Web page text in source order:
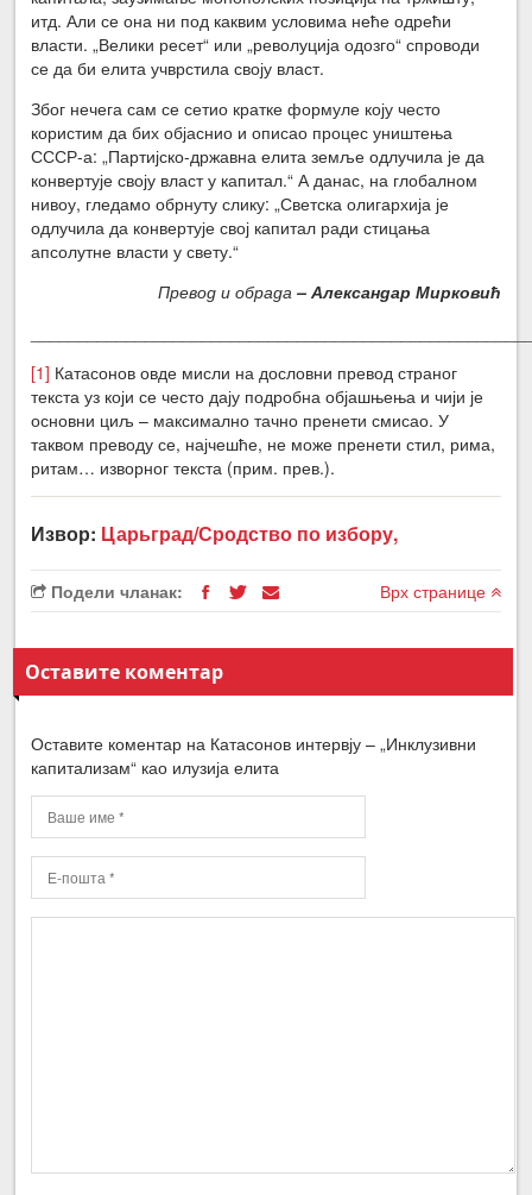
итд. Али се она ни под каквим условима неће одрећи
власти. „Велики ресет“ или „револуција одозго“ спроводи
се да би елита учврстила своју власт.
Због нечега сам се сетио кратке формуле коју често
користим да бих објаснио и описао процес уништења
СССР-а: „Партијско-државна елита земље одлучила је да
конвертује своју власт у капитал.“ А данас, на глобалном
нивоу, гледамо обрнуту слику: „Светска олигархија је
одлучила да конвертује свој капитал ради стицања
апсолутне власти у свету.“
Превод и обрада – Александар Мирковић
[1] Катасонов овде мисли на дословни превод страног
текста уз који се често дају подробна објашњења и чији је
основни циљ – максимално тачно пренети смисао. У
таквом преводу се, најчешће, не може пренети стил, рима,
ритам… изворног текста (прим. прев.).
Извор: Царьград/Сродство по избору,
Подели чланак: Врх странице
Оставите коментар
Оставите коментар на Катасонов интервју – „Инклузивни
капитализам“ као илузија елита